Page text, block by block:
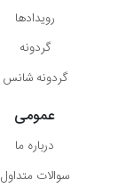
رویدادها
گردونه
گردونه شانس
عمومی
درباره ما
سوالات متداول